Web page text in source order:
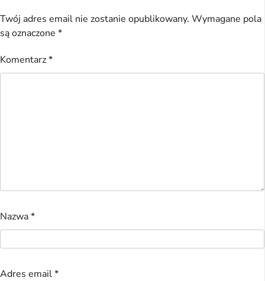
Twój adres email nie zostanie opublikowany. Wymagane pola
są oznaczone *
Komentarz*
Nazwa*
Adres email*